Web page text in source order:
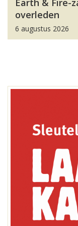
Earth & Fire-
overleden
6 augustus 2026